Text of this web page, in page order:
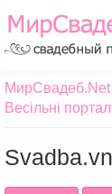
МирСвадеб.Net
Весільні